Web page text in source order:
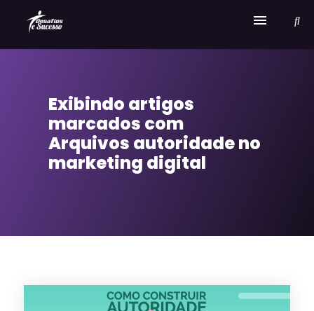
Serviços
Sobre Desafios e Sucesso
Exibindo artigos
marcados com
Arquivos autoridade no
marketing digital